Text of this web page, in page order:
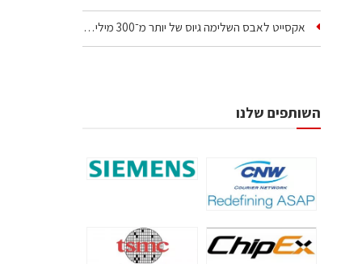
אקסייט לאבס השלימה גיוס של יותר מ־300 מיליון דולר…
השותפים שלנו